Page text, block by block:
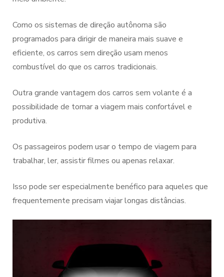
Como os sistemas de direção autônoma são
programados para dirigir de maneira mais suave e
eficiente, os carros sem direção usam menos
combustível do que os carros tradicionais.
Outra grande vantagem dos carros sem volante é a
possibilidade de tornar a viagem mais confortável e
produtiva.
Os passageiros podem usar o tempo de viagem para
trabalhar, ler, assistir filmes ou apenas relaxar.
Isso pode ser especialmente benéfico para aqueles que
frequentemente precisam viajar longas distâncias.